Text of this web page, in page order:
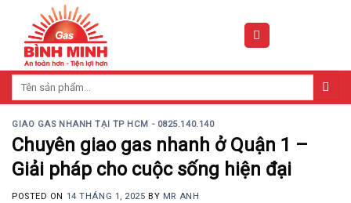
content
GIAO GAS NHANH TẠI TP HCM - 0825.140.140
Chuyên giao gas nhanh ở Quận 1 –
Giải pháp cho cuộc sống hiện đại
POSTED ON 14 THÁNG 1, 2025 BY MR ANH